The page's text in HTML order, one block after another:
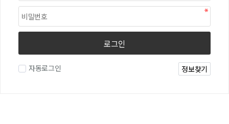
로그인
자동로그인 정보찾기